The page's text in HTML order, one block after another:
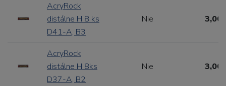
AcryRock
distálne H 8 ks
D41-A, B3
Nie 3,00
AcryRock
distálne H 8ks
D37-A, B2
Nie 3,00